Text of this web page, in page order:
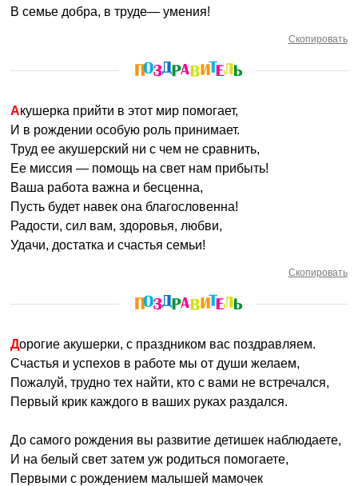
В семье добра, в труде— умения!
Скопировать
Акушерка прийти в этот мир помогает,
И в рождении особую роль принимает.
Труд ее акушерский ни с чем не сравнить,
Ее миссия — помощь на свет нам прибыть!
Ваша работа важна и бесценна,
Пусть будет навек она благословенна!
Радости, сил вам, здоровья, любви,
Удачи, достатка и счастья семьи!
Скопировать
Дорогие акушерки, с праздником вас поздравляем.
Счастья и успехов в работе мы от души желаем,
Пожалуй, трудно тех найти, кто с вами не встречался,
Первый крик каждого в ваших руках раздался.
До самого рождения вы развитие детишек наблюдаете,
И на белый свет затем уж родиться помогаете,
Первыми с рождением малышей мамочек